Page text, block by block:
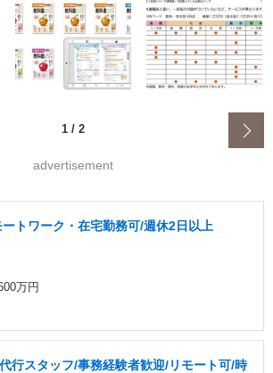
1 / 2
advertisement
トワーク・在宅勤務可/週休2日以上
万円
行スタッフ/事務経験者歓迎/リモート可/時